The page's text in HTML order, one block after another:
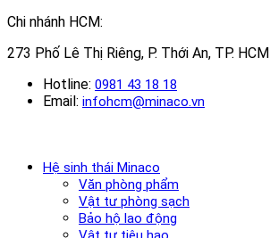
Chi nhánh HCM:
273 Phố Lê Thị Riêng, P. Thới An, TP. HCM
Hotline: 0981 43 18 18
Email: infohcm@minaco.vn
Hệ sinh thái Minaco
Văn phòng phẩm
Vật tư phòng sạch
Bảo hộ lao động